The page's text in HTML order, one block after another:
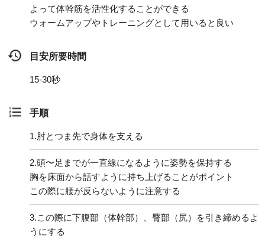
よって体幹筋を活性化することができる
ウォームアップやトレーニングとして用いると良い
目安所要時間
15-30秒
手順
1.肘とつま先で身体を支える
2.頭〜足までが一直線になるように姿勢を保持する
胸を床面から話すように持ち上げることがポイント
この際に腰が反らないように注意する
3.この際に下腹部（体幹部）、臀部（尻）を引き締めるよ
うにする